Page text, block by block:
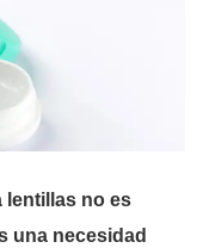
lentillas no es
una necesidad